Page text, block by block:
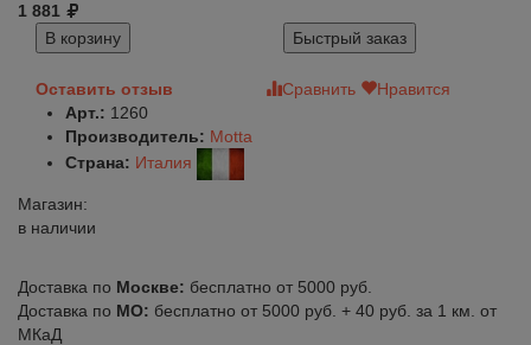
1 881
В корзину
Быстрый заказ
Оставить отзыв Сравнить
Нравится
Арт.: 1260
Производитель: Motta
Страна: Италия
Магазин:
в наличии
Доставка по Москве: бесплатно от 5000 руб.
Доставка по МО: бесплатно от 5000 руб. + 40 руб. за 1 км. от
МКаД